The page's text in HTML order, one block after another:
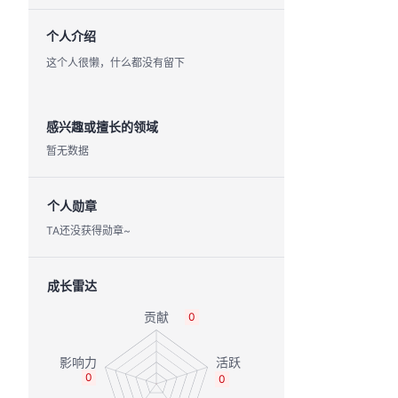
个人介绍
这个人很懒，什么都没有留下
感兴趣或擅长的领域
暂无数据
个人勋章
TA还没获得勋章~
成长雷达
0
0
0